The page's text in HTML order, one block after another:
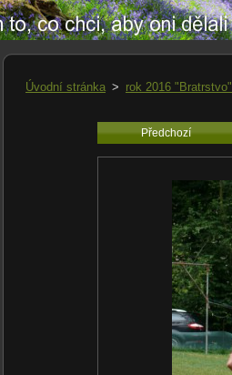
Úvodní stránka > rok 2016 "Bratrstvo"
Předchozí